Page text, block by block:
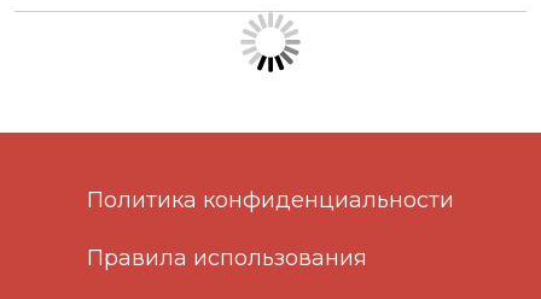
Политика конфиденциальности
Правила использования